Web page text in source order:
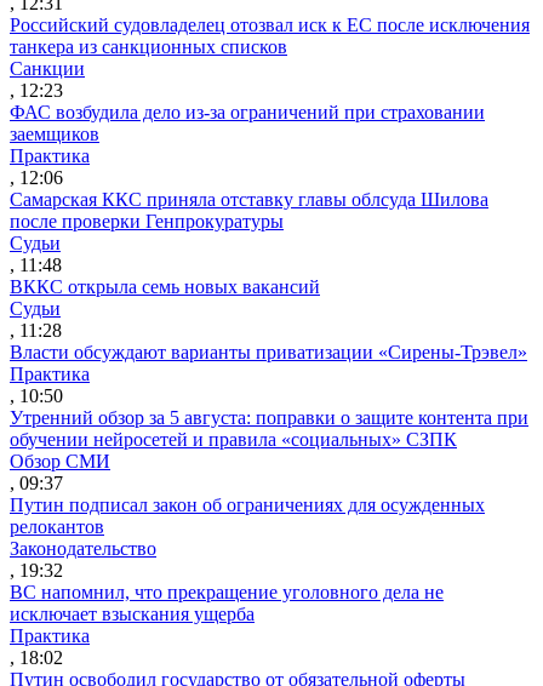
Российский судовладелец отозвал иск к ЕС после исключения
танкера из санкционных списков
Санкции
, 12:23
ФАС возбудила дело из-за ограничений при страховании
заемщиков
Практика
, 12:06
Самарская ККС приняла отставку главы облсуда Шилова
после проверки Генпрокуратуры
Судьи
, 11:48
ВККС открыла семь новых вакансий
Судьи
, 11:28
Власти обсуждают варианты приватизации «Сирены-Трэвел»
Практика
, 10:50
Утренний обзор за 5 августа: поправки о защите контента при
обучении нейросетей и правила «социальных» СЗПК
Обзор СМИ
, 09:37
Путин подписал закон об ограничениях для осужденных
релокантов
Законодательство
, 19:32
ВС напомнил, что прекращение уголовного дела не
исключает взыскания ущерба
Практика
, 18:02
Путин освободил государство от обязательной оферты